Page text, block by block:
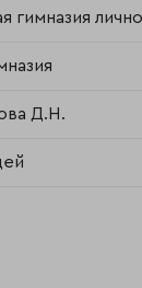
гимназия
Д.Н.